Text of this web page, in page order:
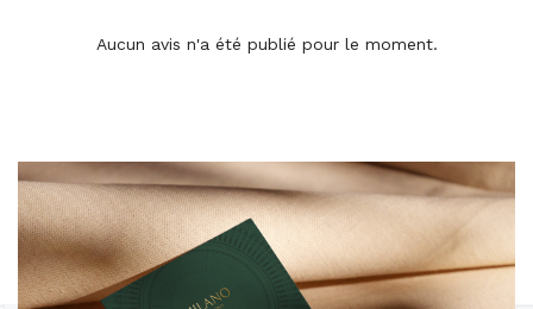
Aucun avis n'a été publié pour le moment.